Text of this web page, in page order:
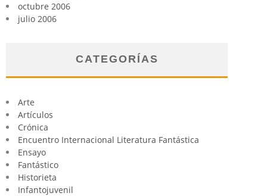
octubre 2006
julio 2006
CATEGORÍAS
Arte
Artículos
Crónica
Encuentro Internacional Literatura Fantástica
Ensayo
Fantástico
Historieta
Infantojuvenil